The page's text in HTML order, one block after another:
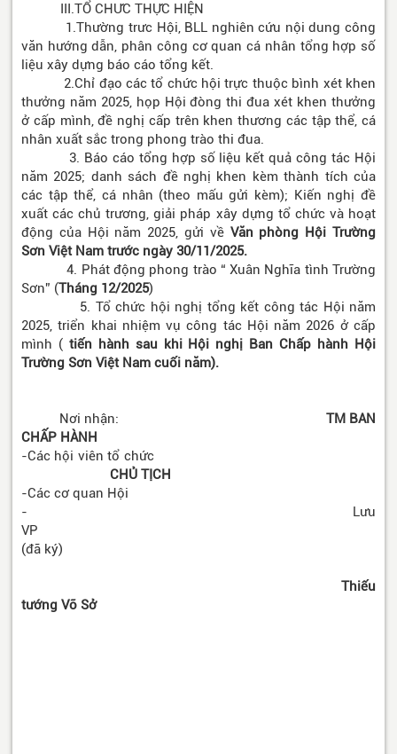
III.TỔ CHƯC THỰC HIỆN
1.Thường trưc Hội, BLL nghiên cứu nội dung công
văn hướng dẫn, phân công cơ quan cá nhân tổng hợp số
liệu xây dựng báo cáo tổng kết.
2.Chỉ đạo các tổ chức hội trực thuộc bình xét khen
thưởng năm 2025, họp Hội đòng thi đua xét khen thưởng
ở cấp mình, đề nghị cấp trên khen thương các tập thể, cá
nhân xuất sắc trong phong trào thi đua.
3. Báo cáo tổng hợp số liệu kết quả công tác Hội
năm 2025; danh sách đề nghị khen kèm thành tích của
các tập thể, cá nhân (theo mấu gửi kèm); Kiến nghị đề
xuất các chủ trương, giải pháp xây dựng tổ chức và hoạt
động của Hội năm 2025, gửi về Văn phòng Hội Trường
Sơn Việt Nam trước ngày 30/11/2025.
4. Phát động phong trào “ Xuân Nghĩa tình Trường
Sơn” (Tháng 12/2025)
5. Tổ chức hội nghị tổng kết công tác Hội năm
2025, triển khai nhiệm vụ công tác Hội năm 2026 ở cấp
mình ( tiến hành sau khi Hội nghị Ban Chấp hành Hội
Trường Sơn Việt Nam cuối năm).
Nơi nhận: TM BAN
CHẤP HÀNH
-Các hội viên tổ chức
CHỦ TỊCH
-Các cơ quan Hội
- Lưu
VP
(đã ký)
Thiếu
tướng Võ Sở